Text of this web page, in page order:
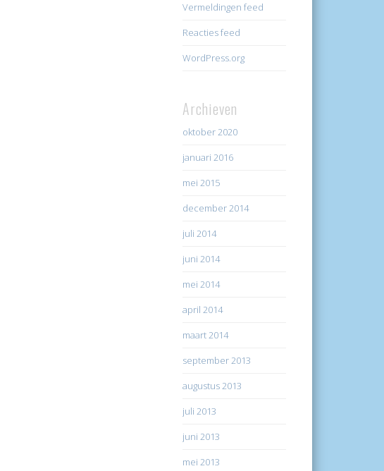
Vermeldingen feed
Reacties feed
WordPress.org
Archieven
oktober 2020
januari 2016
mei 2015
december 2014
juli 2014
juni 2014
mei 2014
april 2014
maart 2014
september 2013
augustus 2013
juli 2013
juni 2013
mei 2013